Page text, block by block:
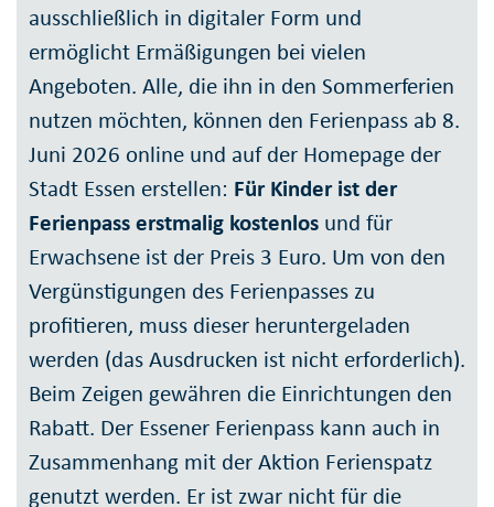
ausschließlich in digitaler Form und
ermöglicht Ermäßigungen bei vielen
Angeboten. Alle, die ihn in den Sommerferien
nutzen möchten, können den Ferienpass ab 8.
Juni 2026 online und auf der Homepage der
Stadt Essen erstellen: Für Kinder ist der
Ferienpass erstmalig kostenlosund für
Erwachsene ist der Preis 3 Euro. Um von den
Vergünstigungen des Ferienpasses zu
profitieren, muss dieser heruntergeladen
werden (das Ausdrucken ist nicht erforderlich).
Beim Zeigen gewähren die Einrichtungen den
Rabatt. Der Essener Ferienpass kann auch in
Zusammenhang mit der Aktion Ferienspatz
genutzt werden. Er ist zwar nicht für die